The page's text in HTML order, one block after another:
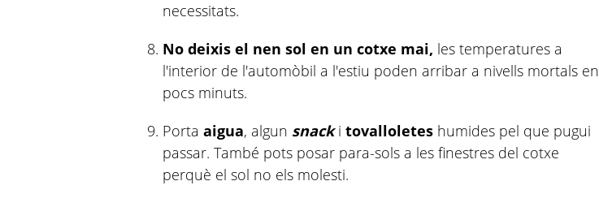
necessitats.
No deixis el nen sol en un cotxe mai, les temperatures a
l'interior de l'automòbil a l'estiu poden arribar a nivells mortals en
pocs minuts.
Portaaigua, algun snackitovalloletes humides pel que pugui
passar. També pots posar para-sols a les finestres del cotxe
perquè el sol no els molesti.